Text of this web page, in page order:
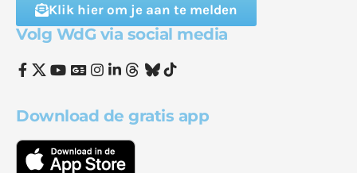
Klik hier om je aan te melden
Volg WdG via social media
Download de gratis app